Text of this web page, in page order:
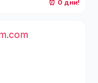
⏰ 0 дни!